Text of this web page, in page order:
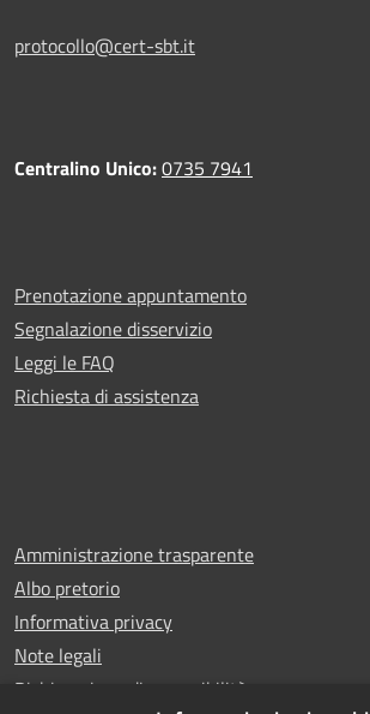
protocollo@cert-sbt.it
Centralino Unico:0735 7941
Prenotazione appuntamento
Segnalazione disservizio
Leggi le FAQ
Richiesta di assistenza
Amministrazione trasparente
Albo pretorio
Informativa privacy
Note legali
Dichiarazione di accessibilità